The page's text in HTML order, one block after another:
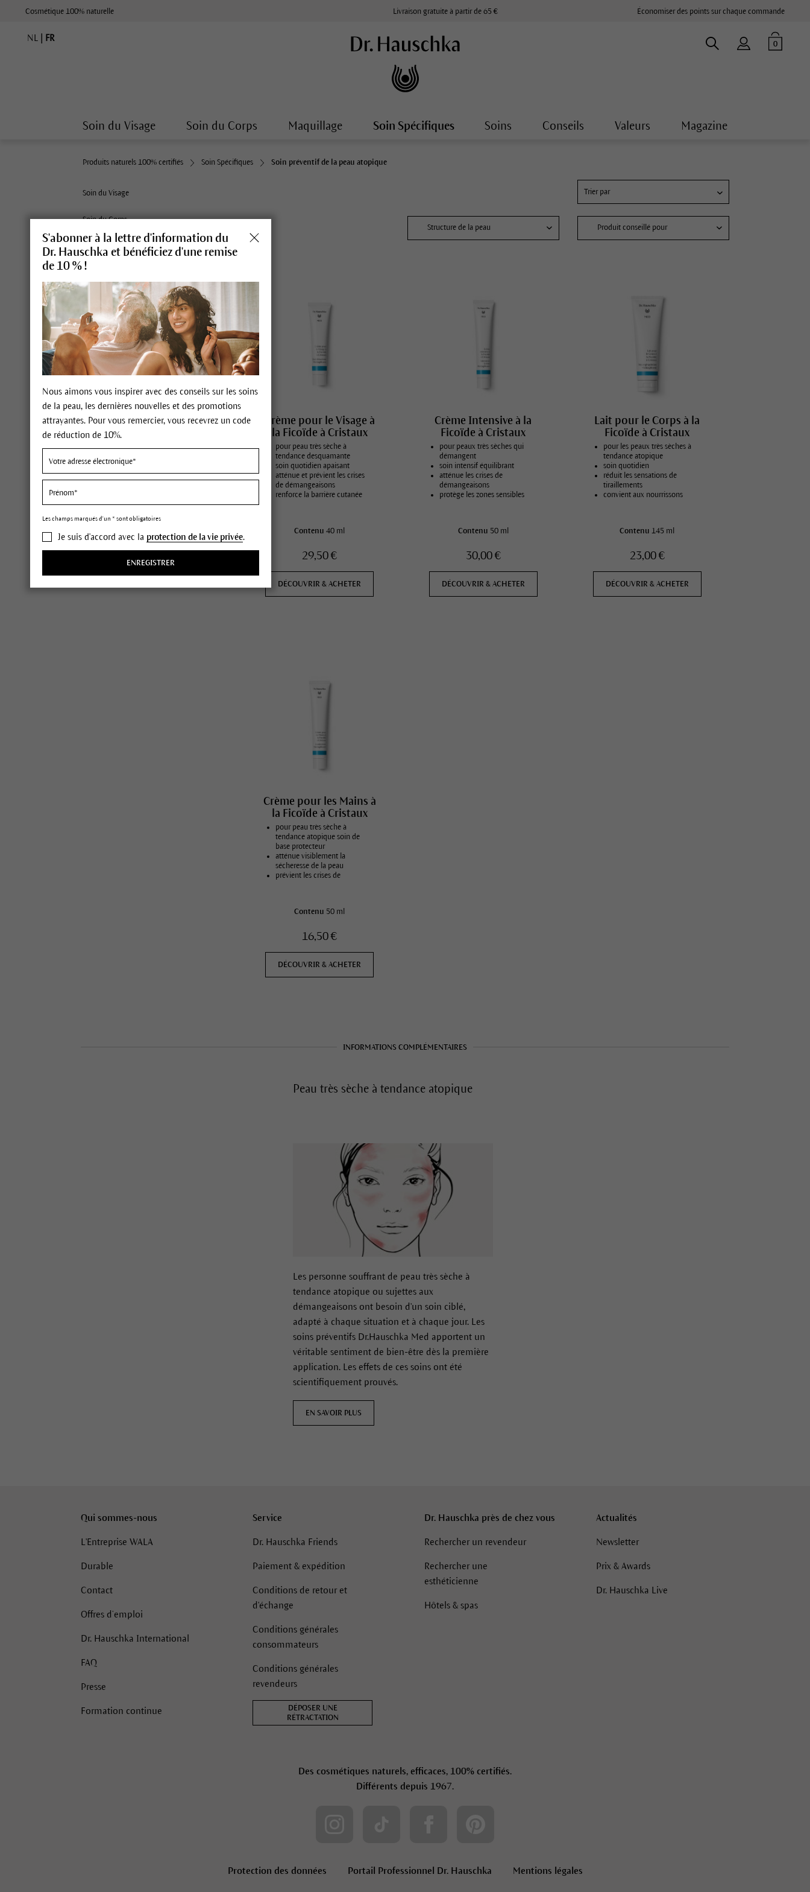
Cosmétique 100% naturelle Livraison gratuite à partir de 65 € Économiser des points sur chaque commande
NL FR
0
Soin du Visage Soin du Corps Maquillage Soin Spécifiques Soins Conseils Valeurs Magazine
Produits naturels 100% certifiés Soin Spécifiques Soin préventif de la peau atopique
Soin du Visage
Soin du Corps
Maquillage
Soin préventif de la peau atopique
Soin préventif pour les lèvres
Bain Bouche & Dentifrice
Valeurs
Magazine
Structure de la peau Produit conseillé pour
Peau très sèche et desquamante
Soins hydratants
Crème pour le Visage à
la Ficoïde à Cristaux
pour peau très sèche à
tendance desquamante
soin quotidien apaisant
atténue et prévient les crises
de démangeaisons
renforce la barrière cutanée
Contenu40 ml
29,50 €
DÉCOUVRIR & ACHETER
Crème Intensive à la
Ficoïde à Cristaux
pour peaux très sèches qui
démangent
soin intensif équilibrant
atténue les crises de
démangeaisons
protège les zones sensibles
Contenu 50 ml
30,00 €
DÉCOUVRIR & ACHETER
Lait pour le Corps à la
Ficoïde à Cristaux
pour les peaux très sèches à
tendance atopique
soin quotidien
réduit les sensations de
tiraillements
convient aux nourrissons
Contenu145 ml
23,00 €
DÉCOUVRIR & ACHETER
Crème pour les Mains à
la Ficoïde à Cristaux
pour peau très sèche à
tendance atopique soin de
base protecteur
atténue visiblement la
sécheresse de la peau
prévient les crises de
Contenu 50 ml
16,50 €
DÉCOUVRIR & ACHETER
INFORMATIONS COMPLÉMENTAIRES
Peau très sèche à tendance atopique
Les personne souffrant de peau très sèche à
tendance atopique ou sujettes aux
démangeaisons ont besoin d'un soin ciblé,
adapté à chaque situation et à chaque jour. Les
soins préventifs Dr.Hauschka Med apportent un
véritable sentiment de bien-être dès la première
application. Les effets de ces soins ont été
scientifiquement prouvés.
EN SAVOIR PLUS
Qui sommes-nous
L'Entreprise WALA
Durable
Contact
Offres d’emploi
Dr. Hauschka International
FAQ
Presse
Formation continue
Service
Dr. Hauschka Friends
Paiement & expédition
Conditions de retour et
d'échange
Conditions générales
consommateurs
Conditions générales
revendeurs
DÉPOSER UNE
RÉTRACTATION
Dr. Hauschka près de chez vous
Rechercher un revendeur
Rechercher une
esthéticienne
Hôtels & spas
Actualités
Newsletter
Prix & Awards
Dr. Hauschka Live
Des cosmétiques naturels, efficaces, 100% certifiés.
Différents depuis 1967.
Protection des données Portail Professionnel Dr. Hauschka Mentions légales
S'abonner à la lettre d'information du
Dr. Hauschka et bénéficiez d'une remise
de 10 % !
Nous aimons vous inspirer avec des conseils sur les soins
de la peau, les dernières nouvelles et des promotions
attrayantes. Pour vous remercier, vous recevrez un code
de réduction de 10%.
Les champs marqués d'un * sont obligatoires
Je suis d'accord avec la protection de la vie privée.
ENREGISTRER